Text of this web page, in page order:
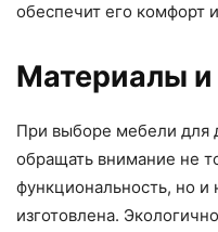
обеспечит его комфорт
Материалы и
При выборе мебели для
обращать внимание не
функциональность, но и
изготовлена.